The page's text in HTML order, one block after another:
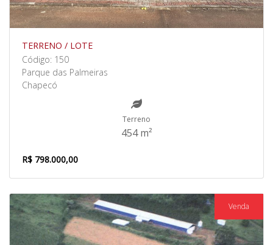
TERRENO / LOTE
Código: 150
Parque das Palmeiras
Chapecó
Terreno
454 m²
R$ 798.000,00
Venda